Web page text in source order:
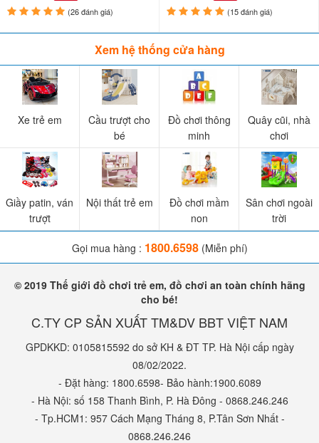
(26 đánh giá) (15 đánh giá)
Xem hệ thống cửa hàng
Xe trẻ em
Cầu trượt cho
bé
Đồ chơi thông
minh
Quây cũi, nhà
chơi
Giầy patin, ván
trượt
Nội thất trẻ em
Đồ chơi mầm
non
Sân chơi ngoài
trời
Gọi mua hàng : 1800.6598(Miễn phí)
© 2019 Thế giới đồ chơi trẻ em, đồ chơi an toàn chính hãng
cho bé!
C.TY CP SẢN XUẤT TM&DV BBT VIỆT NAM
GPDKKD: 0105815592 do sở KH & ĐT TP. Hà Nội cấp ngày
08/02/2022.
- Đặt hàng: 1800.6598- Bảo hành:1900.6089
- Hà Nội: số 158 Thanh Bình, P. Hà Đông - 0868.246.246
- Tp.HCM1: 957 Cách Mạng Tháng 8, P.Tân Sơn Nhất -
0868.246.246